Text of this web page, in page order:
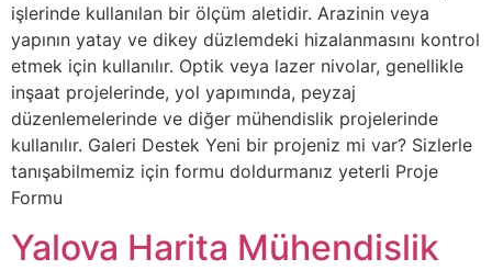
işlerinde kullanılan bir ölçüm aletidir. Arazinin veya
yapının yatay ve dikey düzlemdeki hizalanmasını kontrol
etmek için kullanılır. Optik veya lazer nivolar, genellikle
inşaat projelerinde, yol yapımında, peyzaj
düzenlemelerinde ve diğer mühendislik projelerinde
kullanılır. Galeri Destek Yeni bir projeniz mi var? Sizlerle
tanışabilmemiz için formu doldurmanız yeterli Proje
Formu
Yalova Harita Mühendislik